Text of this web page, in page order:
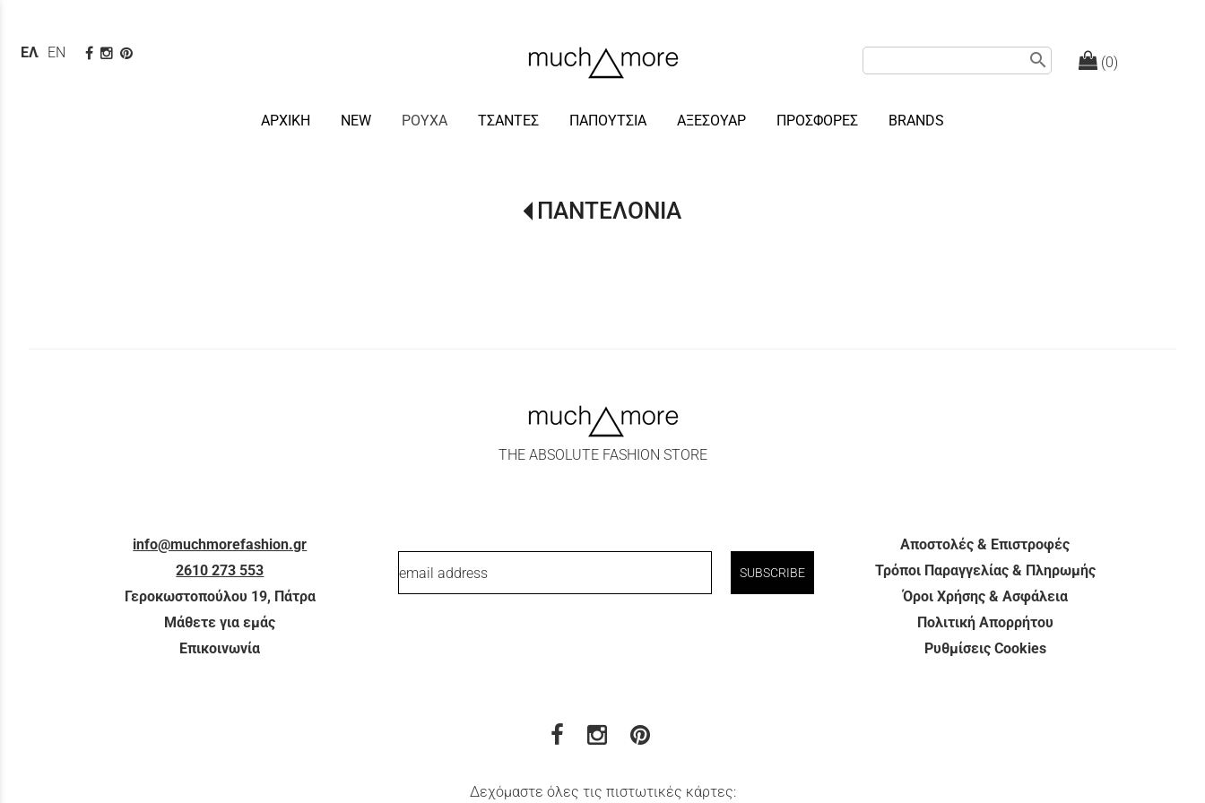
(0)
search
ΕΛΛΗΝΙΚΆ
ENGLISH
ΑΡΧΙΚΗ NEW ΡΟΥΧΑ ΤΣΑΝΤΕΣ ΠΑΠΟΥΤΣΙΑ ΑΞΕΣΟΥΑΡ ΠΡΟΣΦΟΡΕΣ BRANDS
ΠΑΝΤΕΛΟΝΙΑ
THE ABSOLUTE FASHION STORE
info@muchmorefashion.gr
2610 273 553
Γεροκωστοπούλου 19, Πάτρα
Μάθετε για εμάς
Επικοινωνία
email address SUBSCRIBE
Αποστολές & Επιστροφές
Τρόποι Παραγγελίας & Πληρωμής
Όροι Χρήσης & Ασφάλεια
Πολιτική Απορρήτου
Ρυθμίσεις Cookies
Δεχόμαστε όλες τις πιστωτικές κάρτες: